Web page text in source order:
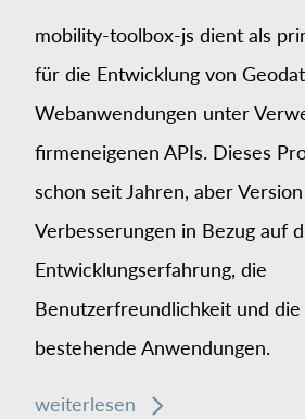
mobility-toolbox-js dient als
für die Entwicklung von
Webanwendungen unter
firmeneigenen APIs. Dieses
schon seit Jahren, aber
Verbesserungen in Bezug auf
Entwicklungserfahrung, die
Benutzerfreundlichkeit und
bestehende Anwendungen.
weiterlesen